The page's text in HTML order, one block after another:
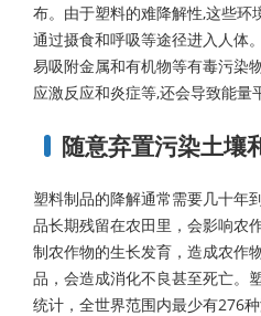
布。由于塑料的难降解性,这些环
通过摄食和呼吸等途径进入人体
易吸附金属和有机物等有毒污染
应激反应和炎症等,还会导致能量
随意弃置污染土壤
塑料制品的降解通常需要几十年
品长期残留在农田里，会影响农
制农作物的生长发育，造成农作
品，会造成消化不良甚至死亡。
统计，全世界范围内最少有276